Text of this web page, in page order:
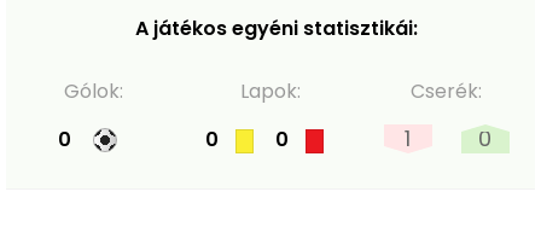
A játékos egyéni statisztikái:
Gólok:
0
Lapok:
0
0
Cserék:
1 0